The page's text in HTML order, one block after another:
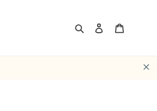
RechercherSe connecter